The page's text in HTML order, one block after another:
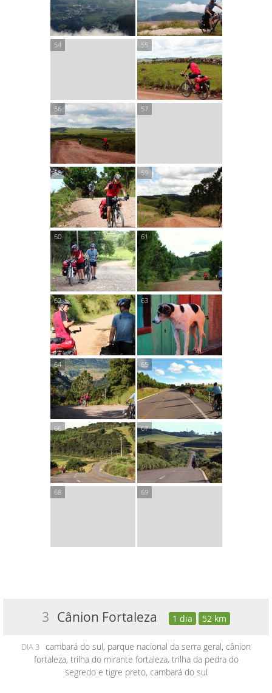
3 Cânion Fortaleza 1 dia 52 km
DIA 3
cambará do sul, parque nacional da serra geral, cânion
fortaleza, trilha do mirante fortaleza, trilha da pedra do
segredo e tigre preto, cambará do sul